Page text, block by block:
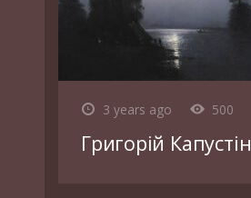
3 years ago 500
Григорій Капустін